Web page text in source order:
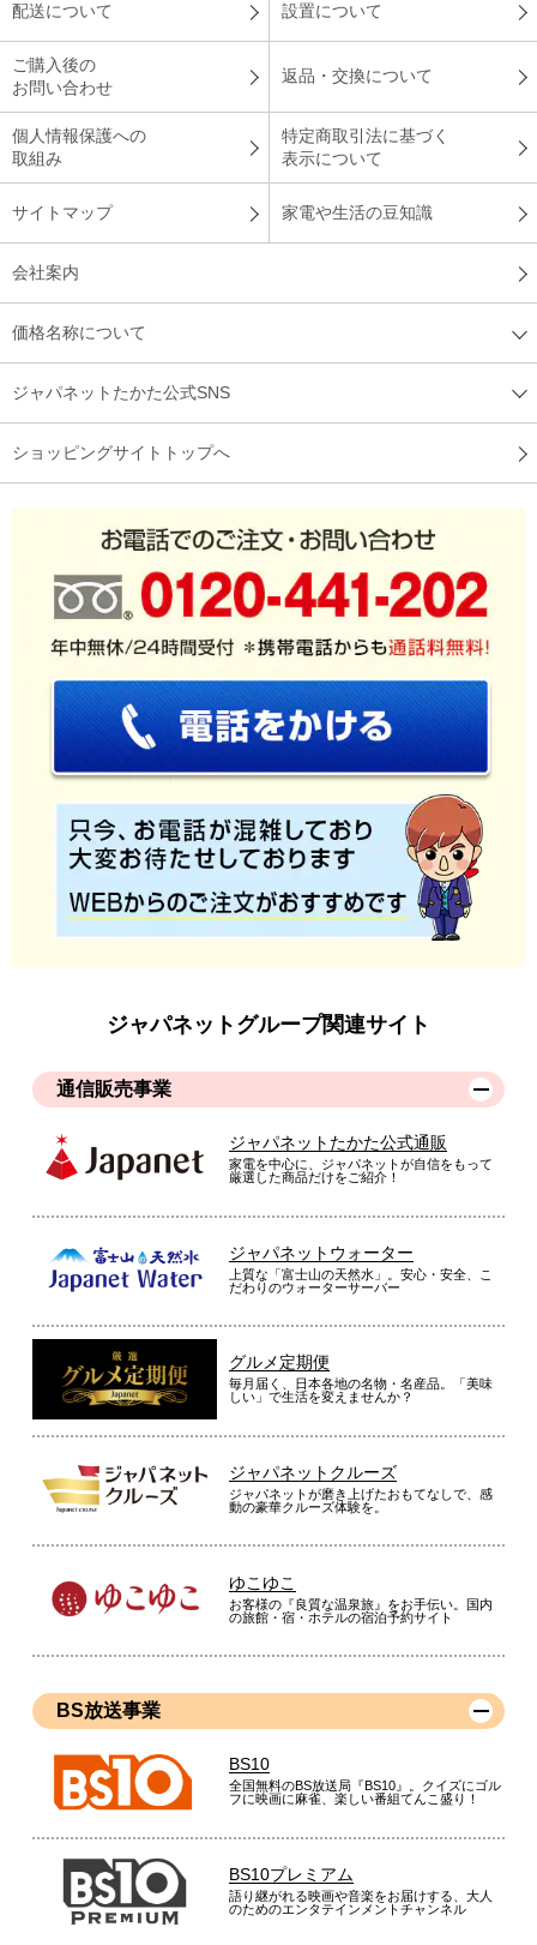
配送について 設置について
ご購入後の
お問い合わせ
返品・交換について
個人情報保護への
取組み
特定商取引法に基づく
表示について
サイトマップ 家電や生活の豆知識
会社案内
価格名称について
ジャパネットたかた公式SNS
ショッピングサイトトップへ
ジャパネットグループ関連サイト
通信販売事業
ジャパネットたかた公式通販
家電を中心に、ジャパネットが自信をもって
厳選した商品だけをご紹介！
ジャパネットウォーター
上質な「富士山の天然水」。安心・安全、こ
だわりのウォーターサーバー
グルメ定期便
毎月届く、日本各地の名物・名産品。「美味
しい」で生活を変えませんか？
ジャパネットクルーズ
ジャパネットが磨き上げたおもてなしで、感
動の豪華クルーズ体験を。
ゆこゆこ
お客様の『良質な温泉旅』をお手伝い。国内
の旅館・宿・ホテルの宿泊予約サイト
BS放送事業
BS10
全国無料のBS放送局『BS10』。クイズにゴル
フに映画に麻雀、楽しい番組てんこ盛り！
BS10プレミアム
語り継がれる映画や音楽をお届けする、大人
のためのエンタテインメントチャンネル